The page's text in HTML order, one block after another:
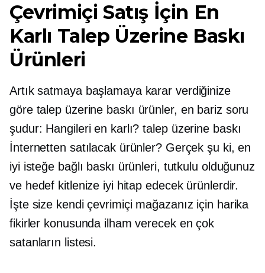
Çevrimiçi Satış İçin En
Karlı Talep Üzerine Baskı
Ürünleri
Artık satmaya başlamaya karar verdiğinize
göre talep üzerine baskı ürünler, en bariz soru
şudur: Hangileri en karlı?talep üzerine baskı
İnternetten satılacak ürünler? Gerçek şu ki, en
iyi isteğe bağlı baskı ürünleri, tutkulu olduğunuz
ve hedef kitlenize iyi hitap edecek ürünlerdir.
İşte size kendi çevrimiçi mağazanız için harika
fikirler konusunda ilham verecek en çok
satanların listesi.